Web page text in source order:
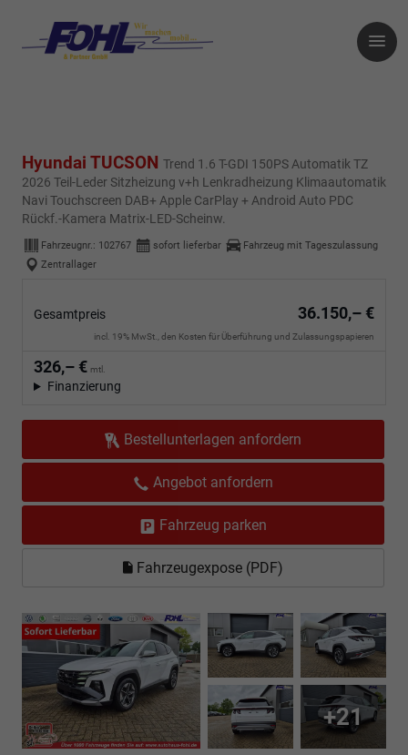
Hyundai TUCSON Trend 1.6 T-GDI 150PS Automatik TZ
2026 Teil-Leder Sitzheizung v+h Lenkradheizung Klimaautomatik
Navi Touchscreen DAB+ Apple CarPlay + Android Auto PDC
Rückf.-Kamera Matrix-LED-Scheinw.
Fahrzeugnr.: 102767 sofort lieferbar
Fahrzeug mit Tageszulassung
Zentrallager
Gesamtpreis 36.150,– €
incl. 19% MwSt., den Kosten für Überführung und Zulassungspapieren
326,– € mtl.
Finanzierung
Bestellunterlagen anfordern
Angebot anfordern
Fahrzeug parken
Fahrzeugexpose (PDF)
+21